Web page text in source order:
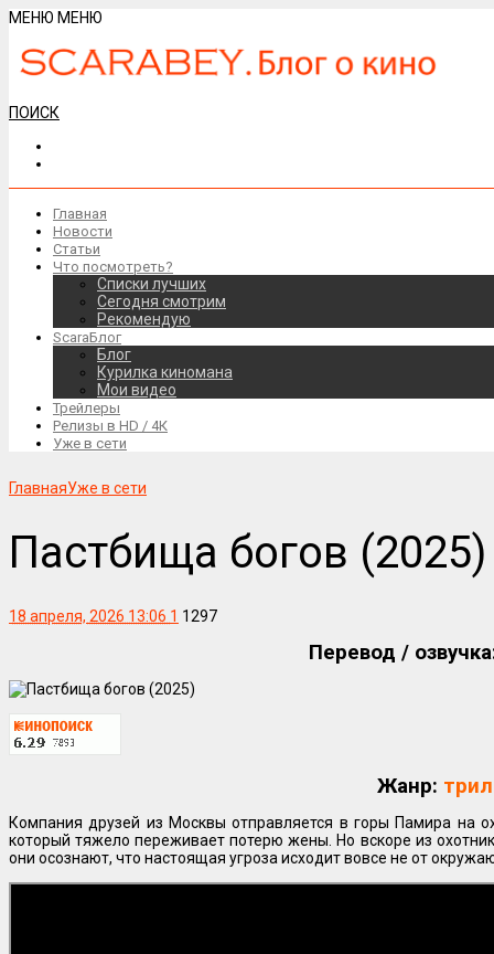
МЕНЮ МЕНЮ
ПОИСК
Главная
Новости
Статьи
Что посмотреть?
Списки лучших
Сегодня смотрим
Рекомендую
ScaraБлог
Блог
Курилка киномана
Мои видео
Трейлеры
Релизы в HD / 4К
Уже в сети
ГлавнаяУже в сети
Пастбища богов (2025)
18 апреля, 2026 13:06 1 1297
Перевод /
Жанр:
Компания друзей из Москвы отправляется в горы Памира на
который тяжело переживает потерю жены. Но вскоре из
они осознают, что настоящая угроза исходит вовсе не от